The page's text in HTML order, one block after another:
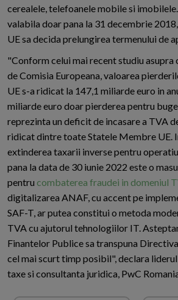
cerealele, telefoanele mobile si
valabila doar pana la 31 decembrie
UE sa decida prelungirea termenului de
"Conform celui mai recent studiu
de Comisia Europeana, valoarea
UE s-a ridicat la 147,1 miliarde euro in
miliarde euro doar pierderea pentru
reprezinta un deficit de incasare a TVA
ridicat dintre toate Statele Membre UE.
extinderea taxarii inverse pentru
pana la data de 30 iunie 2022 este o
pentru combaterea fraudei in domeniul
digitalizarea ANAF, cu accent pe
SAF-T, ar putea constitui o metoda
TVA cu ajutorul tehnologiilor IT.
Finantelor Publice sa transpuna
cel mai scurt timp posibil", declara
taxe si consultanta juridica, PwC